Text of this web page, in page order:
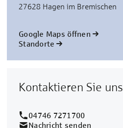
27628 Hagen im Bremischen
Google Maps öffnen
Standorte
Kontaktieren Sie uns
04746 7271700
Nachricht senden